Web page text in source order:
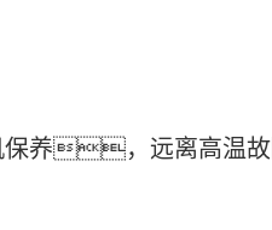
保养，远离高温